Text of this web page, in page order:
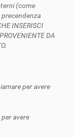
(come
precendenza
INSERISCI
DA
per avere
avere